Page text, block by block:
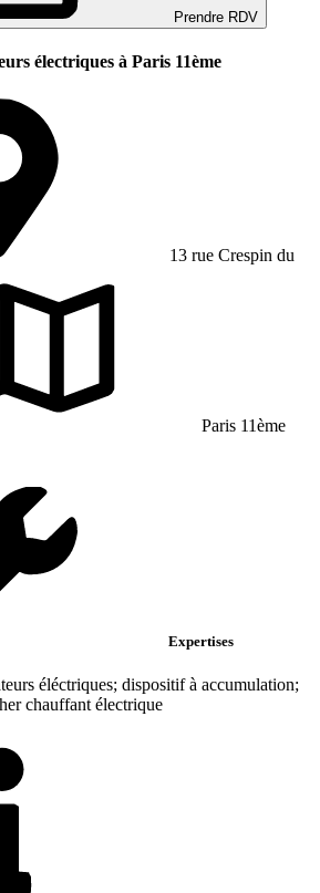
Prendre RDV
électriques à Paris 11ème
13 rue Crespin du
Paris 11ème
Expertises
éléctriques; dispositif à accumulation;
chauffant électrique